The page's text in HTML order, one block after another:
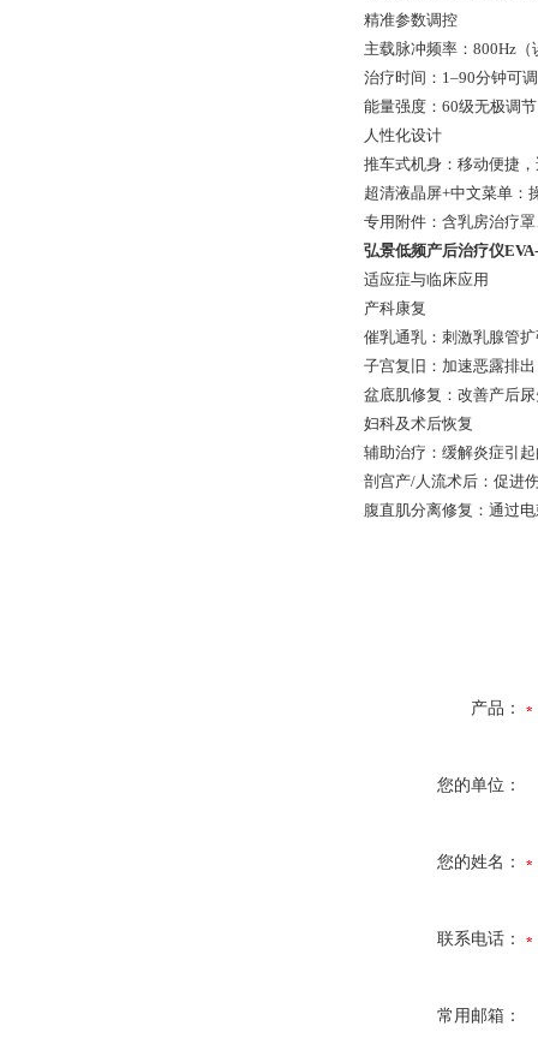
精准参数调控
主载脉冲频率：800Hz
治疗时间：1–90分钟可
能量强度：60级无极调
人性化设计
推车式机身：移动便捷
超清液晶屏+中文菜单：
专用附件：含乳房治疗
弘景低频产后治疗仪
适应症与临床应用
产科康复
催乳通乳：刺激乳腺管
子宫复旧：加速恶露排
盆底肌修复：改善产后
妇科及术后恢复
辅助治疗：缓解炎症引
剖宫产/人流术后：促进
腹直肌分离修复：通过
产品：
您的单位：
您的姓名：
联系电话：
常用邮箱：